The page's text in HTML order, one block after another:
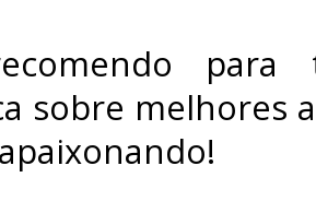
para
sobre melhores